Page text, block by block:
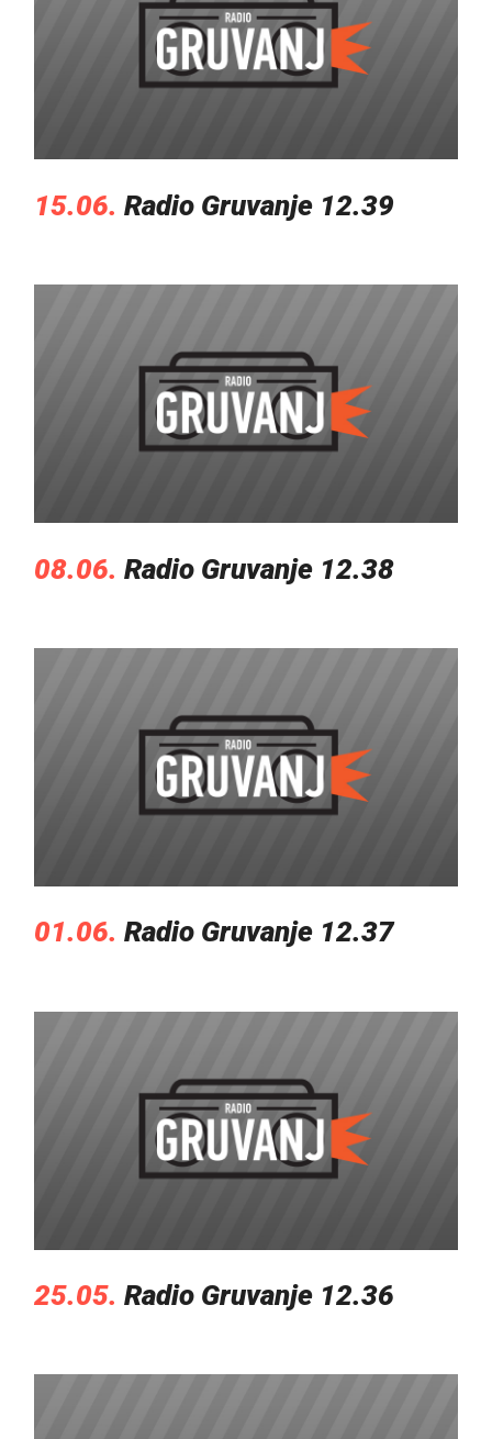
15.06. Radio Gruvanje 12.39
08.06. Radio Gruvanje 12.38
01.06. Radio Gruvanje 12.37
25.05. Radio Gruvanje 12.36